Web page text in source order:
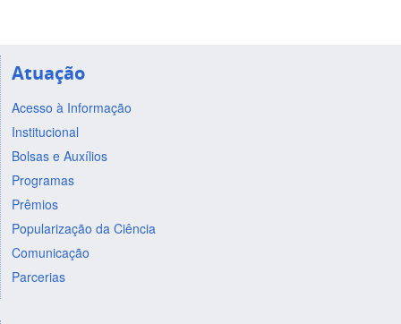
Atuação
Acesso à Informação
Institucional
Bolsas e Auxílios
Programas
Prêmios
Popularização da Ciência
Comunicação
Parcerias